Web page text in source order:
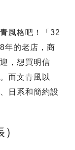
風格吧！「32
年的老店，商
，想買明信
而文青風以
日系和簡約設